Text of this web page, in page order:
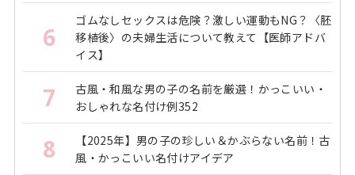
6
ゴムなしセックスは危険？激しい運動もNG？〈胚
移植後〉の夫婦生活について教えて【医師アドバ
イス】
7
古風・和風な男の子の名前を厳選！かっこいい・
おしゃれな名付け例352
8
【2025年】男の子の珍しい＆かぶらない名前！古
風・かっこいい名付けアイデア